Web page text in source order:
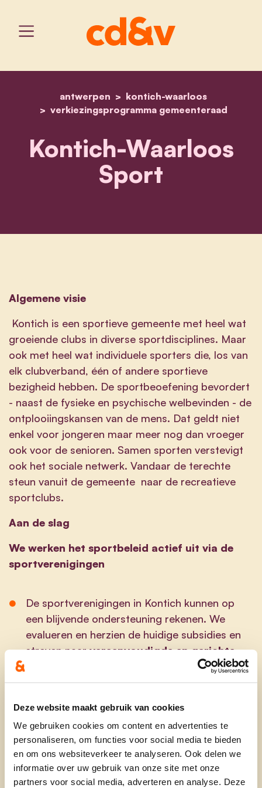
Deze website maakt gebruik van cookies
We gebruiken cookies om content en advertenties te
personaliseren, om functies voor social media te bieden
en om ons websiteverkeer te analyseren. Ook delen we
informatie over uw gebruik van onze site met onze
partners voor social media, adverteren en analyse. Deze
home
antwerpen
kontich-waarloos
verkiezingsprogramma gemeenteraad
kontich-waarloos sport
Kontich-Waarloos
Sport
Algemene visie
Kontich is een sportieve gemeente met heel wat
groeiende clubs in diverse sportdisciplines. Maar
ook met heel wat individuele sporters die, los van
elk clubverband, één of andere sportieve
bezigheid hebben. De sportbeoefening bevordert
- naast de fysieke en psychische welbevinden - de
ontplooiingskansen van de mens. Dat geldt niet
enkel voor jongeren maar meer nog dan vroeger
ook voor de senioren. Samen sporten verstevigt
ook het sociale netwerk. Vandaar de terechte
steun vanuit de gemeente naar de recreatieve
sportclubs.
Aan de slag
We werken het sportbeleid actief uit via de
sportverenigingen
De sportverenigingen in Kontich kunnen op
een blijvende ondersteuning rekenen. We
evalueren en herzien de huidige subsidies en
streven naarvereenvoudigde en gerichte
samenwerkingsverbanden die de
initiatiefnemers binnen de sportverenigingen
echt helpen: groepsaankopen voor
sportmateriaal; samenwerking met scholen;
gedeeld gebruik van publieke infrastructuur en